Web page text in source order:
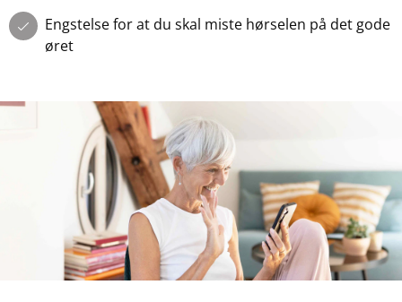
Engstelse for at du skal miste hørselen på det gode
øret